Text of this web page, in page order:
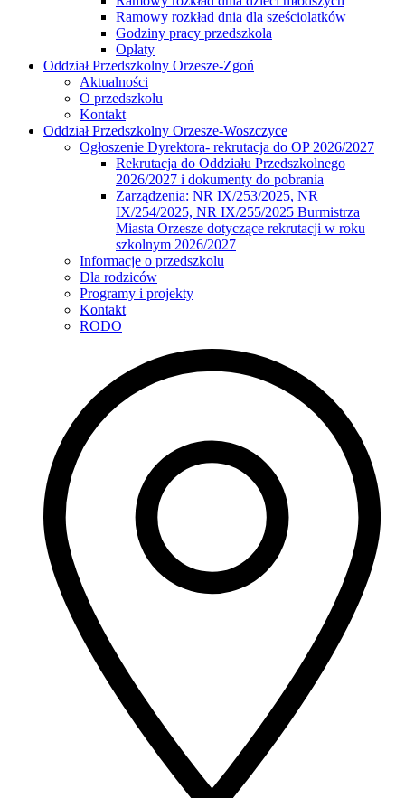
Ramowy rozkład dnia dla sześciolatków
Godziny pracy przedszkola
Opłaty
Oddział Przedszkolny Orzesze-Zgoń
Aktualności
O przedszkolu
Kontakt
Oddział Przedszkolny Orzesze-Woszczyce
Ogłoszenie Dyrektora- rekrutacja do OP 2026/2027
Rekrutacja do Oddziału Przedszkolnego
2026/2027 i dokumenty do pobrania
Zarządzenia: NR IX/253/2025, NR
IX/254/2025, NR IX/255/2025 Burmistrza
Miasta Orzesze dotyczące rekrutacji w roku
szkolnym 2026/2027
Informacje o przedszkolu
Dla rodziców
Programy i projekty
Kontakt
RODO